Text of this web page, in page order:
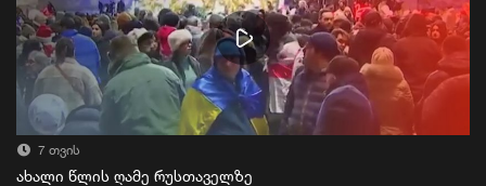
7 თვის
ახალი წლის ღამე რუსთაველზე